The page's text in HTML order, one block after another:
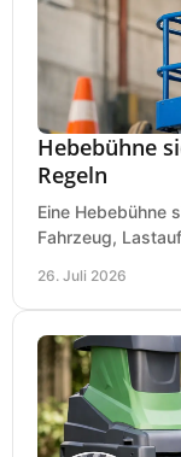
Hebebühne
Regeln
Eine Hebebühne
Fahrzeug,
26. Juli 2026